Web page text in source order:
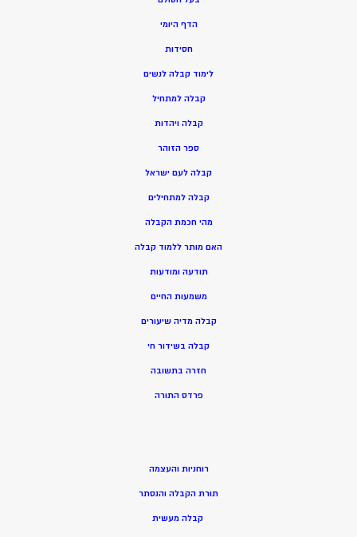
הדף היומי
חסידות
לימוד קבלה לנשים
קבלה למתחיל
קבלה ויהדות
ספר הזוהר
קבלה לעם ישראל
קבלה למתחילים
מהי חכמת הקבלה
האם מותר ללמוד קבלה
תודעה ומודעות
משמעות החיים
קבלה מדיה שיעורים
קבלה בשידור חי
חזרה בתשובה
פרדס התורה
רוחניות והעצמה
תורת הקבלה והנסתר
קבלה מעשית